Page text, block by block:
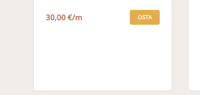
30,00 €/m OSTA